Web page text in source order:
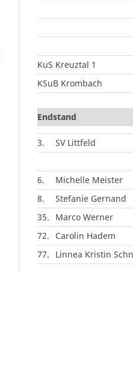
KuS Kreuztal 1
KSuB Krombach
Endstand
3. SV Littfeld
6.
Michelle Meister
8.
Stefanie Gernand
35.
Marco Werner
72.
Carolin Hadem
77.
Linnea Kristin